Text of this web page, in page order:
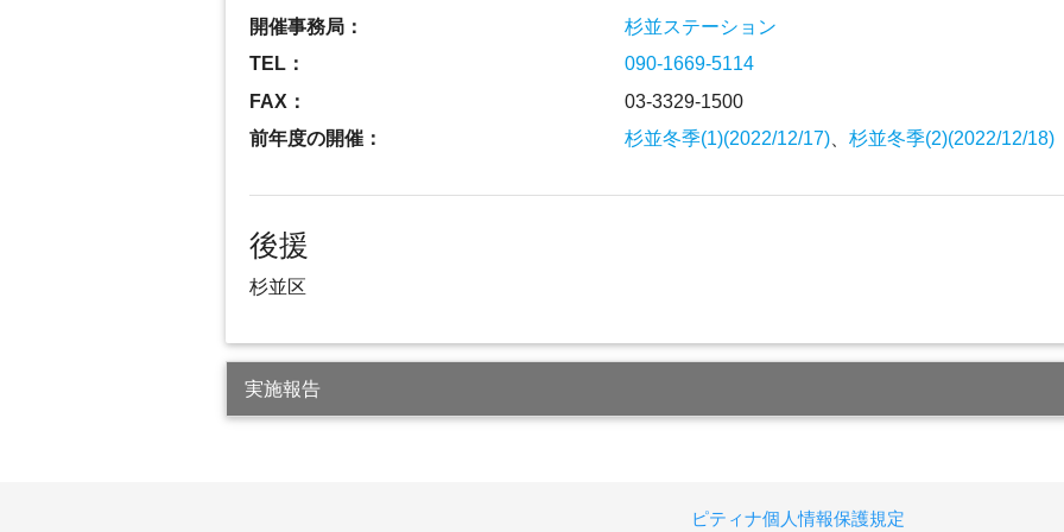
開催事務局：
杉並ステーション
TEL：
090-1669-5114
FAX：
03-3329-1500
前年度の開催：
杉並冬季(1)(2022/12/17)、 杉並冬季(2)(2022/12/18)
後援
杉並区
実施報告
ピティナ個人情報保護規定